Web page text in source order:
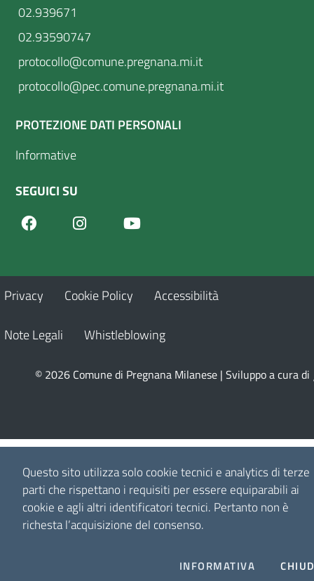
Questo sito utilizza solo cookie tecnici e analytics di terze
parti che rispettano i requisiti per essere equiparabili ai
cookie e agli altri identificatori tecnici. Pertanto non è
richesta l’acquisizione del consenso.
INFORMATIVA
02.939671
02.93590747
protocollo@comune.pregnana.mi.it
protocollo@pec.comune.pregnana.mi.it
PROTEZIONE DATI PERSONALI
Informative
SEGUICI SU
FacebookInstagram
Privacy Cookie Policy Accessibilità
Note Legali Whistleblowing
© 2026 Comune di Pregnana Milanese | Sviluppo a cura di